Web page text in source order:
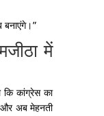
बनाएंगे।”
में
कि कांग्रेस का
और अब मेहनती